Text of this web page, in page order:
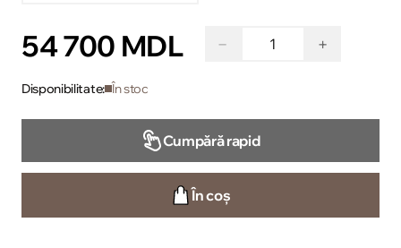
54 700 MDL − +
Disponibilitate: În stoc
Cumpără rapid
În coș